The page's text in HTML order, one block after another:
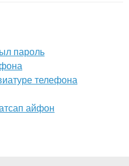
пароль
телефона
айфон